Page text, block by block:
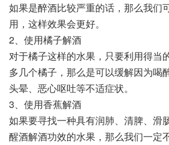
如果是醉酒比较严重的话，那么我们
用，这样效果会更好。
2、使用橘子解酒
对于橘子这样的水果，只要利用得当
多几个橘子，那么是可以缓解因为喝
头晕、恶心呕吐等不适症状。
3、使用香蕉解酒
如果要寻找一种具有润肺、清脾、滑
醒酒解酒功效的水果，那么我们一定